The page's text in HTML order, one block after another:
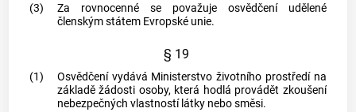
(3)
Za rovnocenné se považuje osvědčení udělené
členským státem Evropské unie.
§ 19
(1)
Osvědčení vydává Ministerstvo životního prostředí na
základě žádosti osoby, která hodlá provádět zkoušení
nebezpečných vlastností látky nebo směsi.